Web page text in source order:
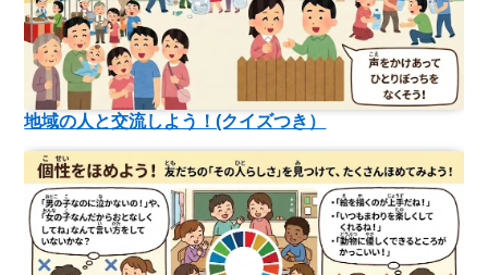
地域の人と交流しよう！(クイズつき）